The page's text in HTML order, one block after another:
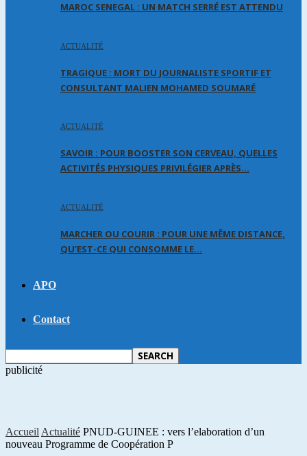
MAROC SENEGAL : UN MATCH SERRÉ EST ATTENDU
ACTUALITÉ
TRAGIQUE : MORT DU JOURNALISTE SPORTIF ET
CONSULTANT MALIEN MOHAMED SOUMARÉ
ACTUALITÉ
SAVOIR : POUR BOOSTER SON CERVEAU, QUELLES
ACTIVITÉS PHYSIQUES PRIVILÉGIER APRÈS…
ACTUALITÉ
MARCHER OU COURIR : POUR UNE MÊME DISTANCE,
QU’EST-CE QUI CONSOMME LE…
APO
Contact
publicité
Accueil Actualité PNUD-GUINEE : vers l’elaboration d’un
nouveau Programme de Coopération P